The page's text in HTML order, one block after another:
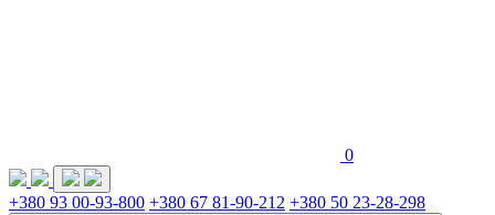
0
+380 93 00-93-800 +380 67 81-90-212 +380 50 23-28-298